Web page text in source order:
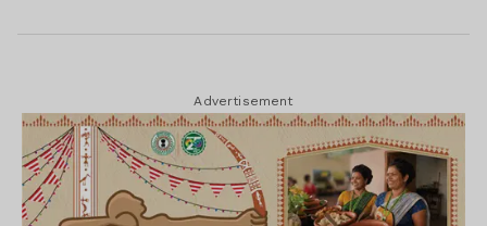
Advertisement